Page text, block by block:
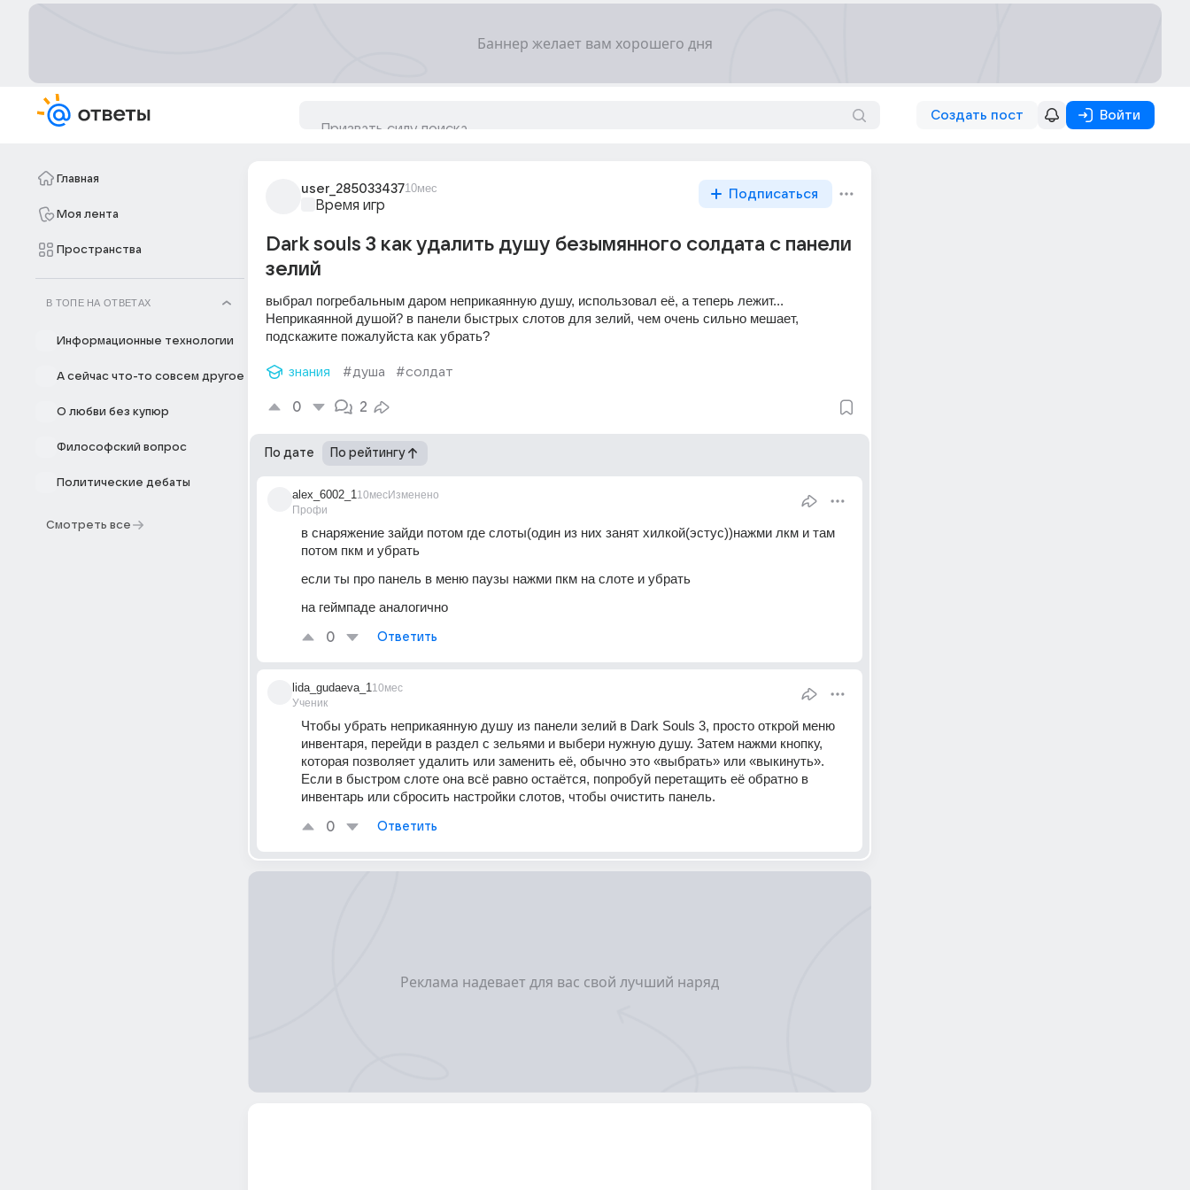
Создать пост Войти
Главная
Моя лента
Пространства
В ТОПЕ НА ОТВЕТАХ
Информационные технологии
А сейчас что-то совсем другое
О любви без купюр
Философский вопрос
Политические дебаты
Смотреть все
user_28503343710мес
Время игр
Подписаться
Dark souls 3 как удалить душу безымянного солдата с панели
зелий
выбрал погребальным даром неприкаянную душу, использовал её, а теперь лежит...
Неприкаянной душой? в панели быстрых слотов для зелий, чем очень сильно мешает,
подскажите пожалуйста как убрать?
знания #душа #солдат
0 2
По дате По рейтингу
alex_6002_1
Профи
10месИзменено
в снаряжение зайди потом где слоты(один из них занят хилкой(эстус))нажми лкм и там
потом пкм и убрать
если ты про панель в меню паузы нажми пкм на слоте и убрать
на геймпаде аналогично
0 Ответить
lida_gudaeva_1
Ученик
10мес
Чтобы убрать неприкаянную душу из панели зелий в Dark Souls 3, просто открой меню
инвентаря, перейди в раздел с зельями и выбери нужную душу. Затем нажми кнопку,
которая позволяет удалить или заменить её, обычно это «выбрать» или «выкинуть».
Если в быстром слоте она всё равно остаётся, попробуй перетащить её обратно в
инвентарь или сбросить настройки слотов, чтобы очистить панель.
0 Ответить